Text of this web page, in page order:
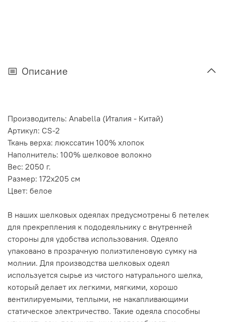
Описание
Производитель: Anabella (Италия - Китай)
Артикул: CS-2
Ткань верха: люкссатин 100% хлопок
Наполнитель: 100% шелковое волокно
Вес: 2050 г.
Размер: 172х205 см
Цвет: белое
В наших шелковых одеялах предусмотрены 6 петелек
для прекрепления к пододеяльнику с внутренней
стороны для удобства использования. Одеяло
упаковано в прозрачную полиэтиленовую сумку на
молнии. Для производства шелковых одеял
используется сырье из чистого натурального шелка,
который делает их легкими, мягкими, хорошо
вентилируемыми, теплыми, не накапливающими
статическое электричество. Такие одеяла способны